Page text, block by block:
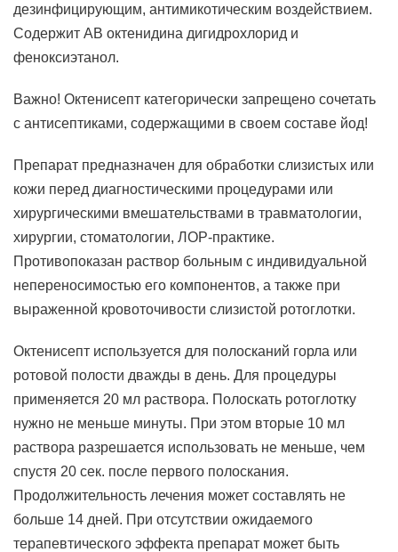
дезинфицирующим, антимикотическим воздействием.
Содержит АВ октенидина дигидрохлорид и
феноксиэтанол.
Важно! Октенисепт категорически запрещено сочетать
с антисептиками, содержащими в своем составе йод!
Препарат предназначен для обработки слизистых или
кожи перед диагностическими процедурами или
хирургическими вмешательствами в травматологии,
хирургии, стоматологии, ЛОР-практике.
Противопоказан раствор больным с индивидуальной
непереносимостью его компонентов, а также при
выраженной кровоточивости слизистой ротоглотки.
Октенисепт используется для полосканий горла или
ротовой полости дважды в день. Для процедуры
применяется 20 мл раствора. Полоскать ротоглотку
нужно не меньше минуты. При этом вторые 10 мл
раствора разрешается использовать не меньше, чем
спустя 20 сек. после первого полоскания.
Продолжительность лечения может составлять не
больше 14 дней. При отсутствии ожидаемого
терапевтического эффекта препарат может быть